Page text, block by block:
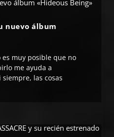
nuevo álbum
muy posible que no
me ayuda a
las cosas